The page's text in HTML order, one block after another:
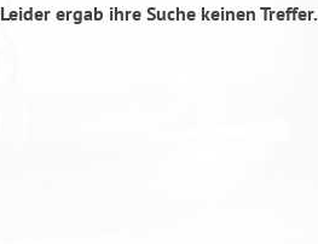
Leider ergab ihre Suche keinen Treffer.